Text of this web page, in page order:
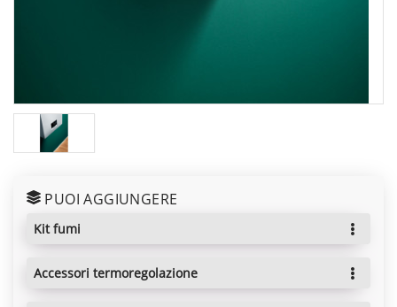
PUOI AGGIUNGERE
kit fumi
accessori termoregolazione